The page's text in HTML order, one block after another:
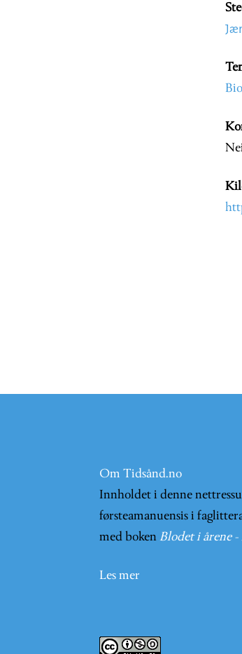
Om Tidsånd.no
Innholdet i denne
førsteamanuensis i
med boken Blodet i årene
Les mer